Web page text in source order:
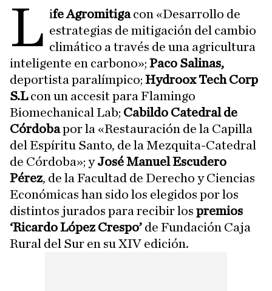
L ife Agromitigacon «Desarrollo de
estrategias de mitigación del cambio
climático a través de una agricultura
inteligente en carbono»; Paco Salinas,
deportista paralímpico; Hydroox Tech Corp
S.Lcon un accesit para Flamingo
Biomechanical Lab; Cabildo Catedral de
Córdobapor la «Restauración de la Capilla
del Espíritu Santo, de la Mezquita-Catedral
de Córdoba»; yJosé Manuel Escudero
Pérez, de la Facultad de Derecho y Ciencias
Económicas han sido los elegidos por los
distintos jurados para recibir los premios
‘Ricardo López Crespo’ de Fundación Caja
Rural del Sur en su XIV edición.